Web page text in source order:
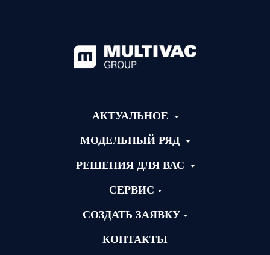
АКТУАЛЬНОЕ
МОДЕЛЬНЫЙ РЯД
РЕШЕНИЯ ДЛЯ ВАС
СЕРВИС
СОЗДАТЬ ЗАЯВКУ
КОНТАКТЫ